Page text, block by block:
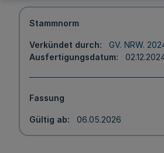
Stammnorm
Verkündet durch
GV. NRW.
Ausfertigungsdatum
Fassung
Gültig ab 06.05.2026